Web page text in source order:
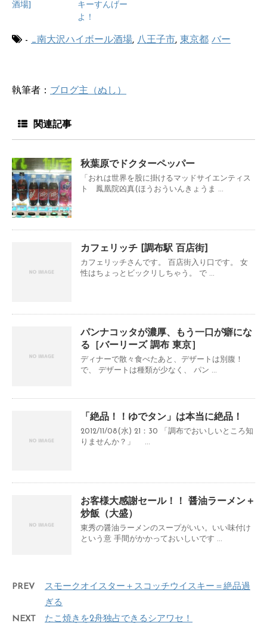
酒場]
キーすんげー
よ！
- _南大沢ハイボール酒場, 八王子市, 東京都 バー
執筆者： ブログ主（ぬし）
関連記事
秋葉原でドクターペッパー
「おれは世界を股に掛けるマッドサイエンティス
ト 鳳凰院凶真(ほうおういんきょうま ...
カフェリッチ [調布駅 百店街]
カフェリッチさんです。 百店街入り口です。 女
性はちょっとビックリしちゃう。 で ...
パンナコッタが濃厚、もう一口が癖にな
る［バーリーズ 調布 東京］
ディナーで散々食べたあと、デザートは別腹！
で、 デザートは種類が少なく、 パン ...
「絶品！！ゆでタン」は本当に絶品！
2012/11/08(水) 21：30 「調布でおいしいところ知
りませんか？」 ...
お客様大感謝セール！！ 醤油ラーメン＋
炒飯（大盛）
東秀の醤油ラーメンのスープがいい。いい味付け
という意 手間がかかっておいしいです ...
PREV
スモークオイスター＋スコッチウイスキー＝絶品過
ぎる
NEXT
たこ焼きを2舟独占できるシアワセ！